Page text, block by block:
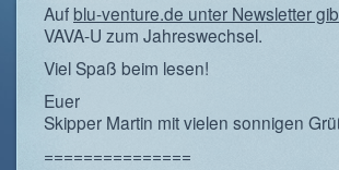
Aufblu-venture.de unter Newsletter
VAVA-U zum Jahreswechsel.
Viel Spaß beim lesen!
Euer
Skipper Martin mit vielen sonnigen
===============